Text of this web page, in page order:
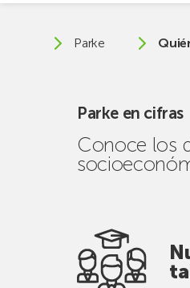
Parke
Parke en cifras
Conoce los